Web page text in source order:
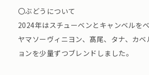
〇ぶどうについて
2024年はスチューベンとキャンベルをベ
ヤマソーヴィニヨン、髙尾、タナ、カ
ョンを少量ずつブレンドしました。